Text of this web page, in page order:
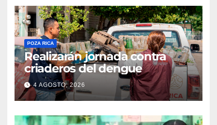
POZA RICA
Realizarán jornada contra
criaderos del dengue
4 AGOSTO, 2026